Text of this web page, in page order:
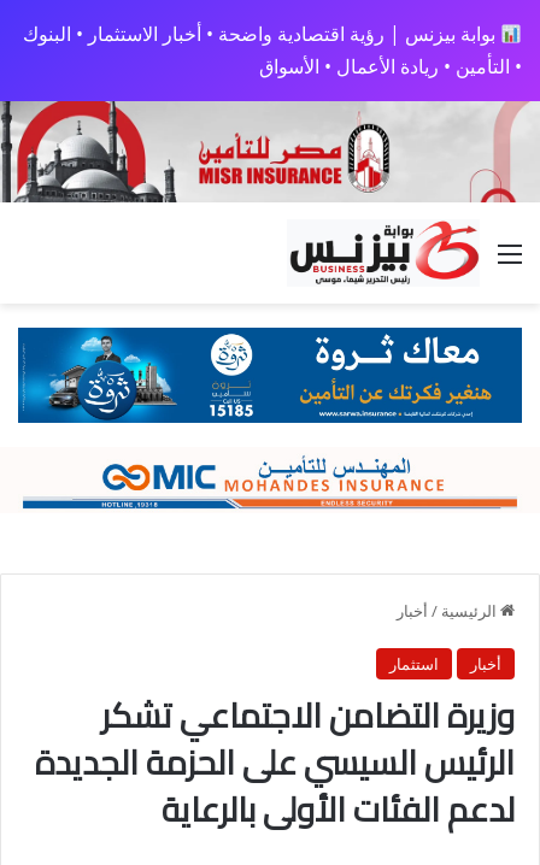
بوابة بيزنس | رؤية اقتصادية واضحة • أخبار الاستثمار • البنوك
• التأمين • ريادة الأعمال • الأسواق
القائمة
الرئيسية / أخبار
أخبار استثمار
وزيرة التضامن الاجتماعي تشكر
الرئيس السيسي على الحزمة الجديدة
لدعم الفئات الأولى بالرعاية